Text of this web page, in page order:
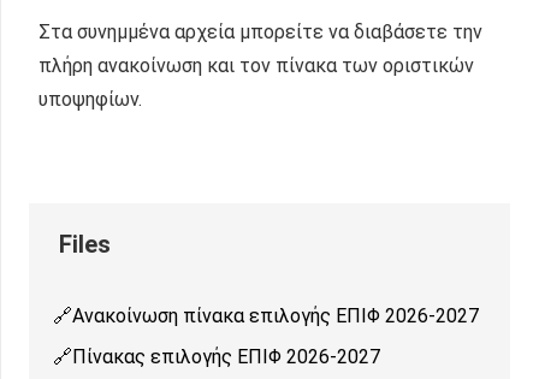
Στα συνημμένα αρχεία μπορείτε να διαβάσετε την
πλήρη ανακοίνωση και τον πίνακα των οριστικών
υποψηφίων.
Ανακοίνωση πίνακα επιλογής ΕΠΙΦ 2026-2027
Πίνακας επιλογής ΕΠΙΦ 2026-2027